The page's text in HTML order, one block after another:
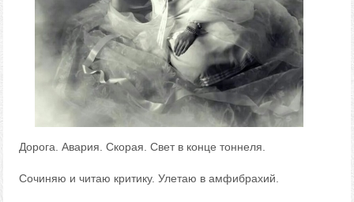
Дорога. Авария. Скорая. Свет в конце тоннеля.
Сочиняю и читаю критику. Улетаю в амфибрахий.